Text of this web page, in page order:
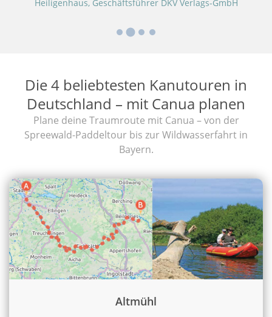
Heiligenhaus, Geschäftsführer DKV Verlags-GmbH
Die 4 beliebtesten Kanutouren in
Deutschland – mit Canua planen
Plane deine Traumroute mit Canua – von der
Spreewald-Paddeltour bis zur Wildwasserfahrt in
Bayern.
Altmühl